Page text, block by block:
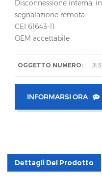
Disconnessione interna,
segnalazione remota
CEI 61643-11
OEM accettabile
OGGETTO NUMERO:
INFORMARSI ORA
Dettagli Del Prodotto